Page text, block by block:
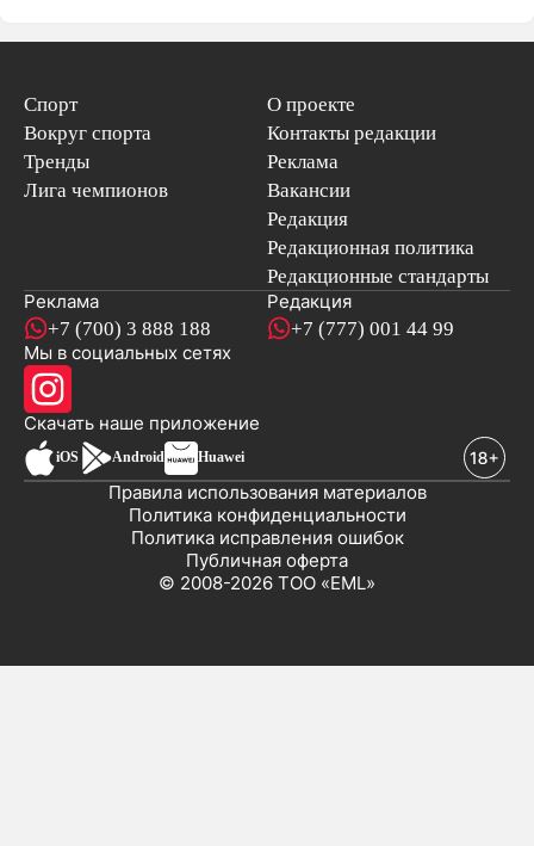
Спорт
Вокруг спорта
Тренды
Лига чемпионов
О проекте
Контакты редакции
Реклама
Вакансии
Редакция
Редакционная политика
Редакционные стандарты
Реклама
+7 (700) 3 888 188
Редакция
+7 (777) 001 44 99
Мы в социальных сетях
Скачать наше приложениеновостей
iOS Android Huawei
Публичная оферта
Политика исправления ошибок
Политика конфиденциальности
Правила использования материалов
© 2008-2026 ТОО «EML»